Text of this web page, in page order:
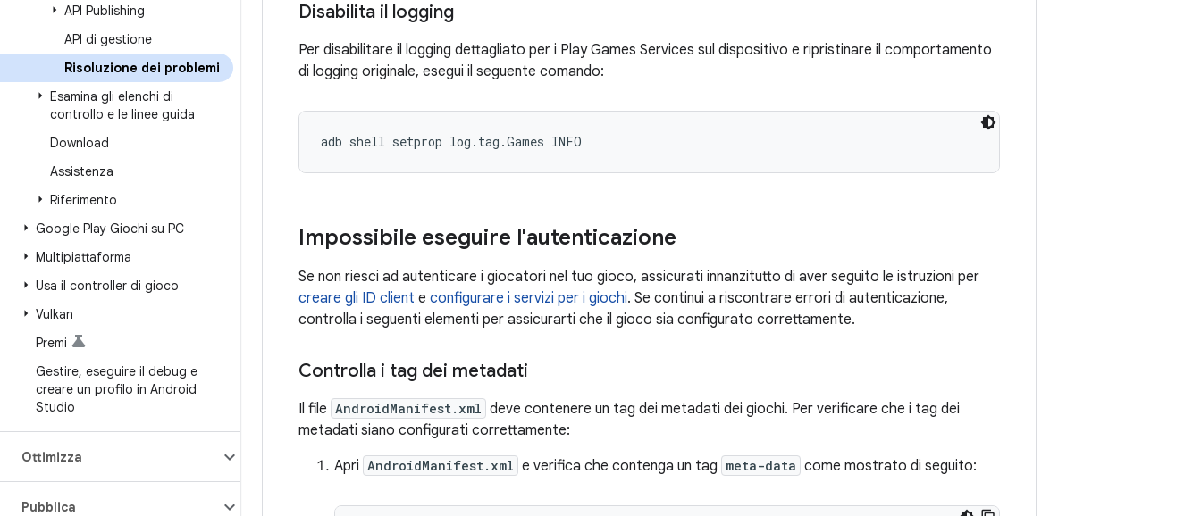
API Publishing
API di gestione
Risoluzione dei problemi
Esamina gli elenchi di
controllo e le linee guida
Download
Assistenza
Riferimento
Google Play Giochi su PC
Multipiattaforma
Usa il controller di gioco
Vulkan
Premi
Gestire, eseguire il debug e
creare un profilo in Android
Studio
Ottimizza
Pubblica
Disabilita il logging
Per disabilitare il logging dettagliato per i Play Games Services sul dispositivo e ripristinare il comportamento
di logging originale, esegui il seguente comando:
adb shell setprop log.tag.Games INFO
Impossibile eseguire l'autenticazione
Se non riesci ad autenticare i giocatori nel tuo gioco, assicurati innanzitutto di aver seguito le istruzioni per
creare gli ID client e configurare i servizi per i giochi. Se continui a riscontrare errori di autenticazione,
controlla i seguenti elementi per assicurarti che il gioco sia configurato correttamente.
Controlla i tag dei metadati
Il file AndroidManifest.xml deve contenere un tag dei metadati dei giochi. Per verificare che i tag dei
metadati siano configurati correttamente:
Apri AndroidManifest.xml e verifica che contenga un tag meta-data come mostrato di seguito: